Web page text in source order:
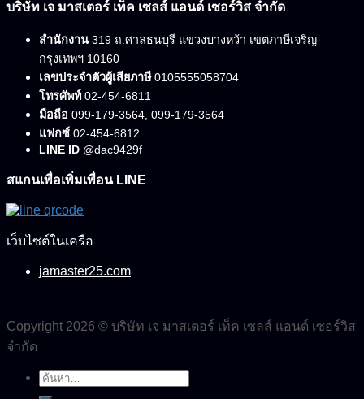
บริษัท เจ มาสเตอร์ เท็ค เซลส์ แอนด์ เซอร์วิส จำกัด
สำนักงาน 319 ถ.ศาลธนบุรี แขวงบางหว้า เขตภาษีเจริญ
กรุงเทพฯ 10160
เลขประจำตัวผู้เสียภาษี0105555058704
โทรศัพท์02-454-6811
มือถือ 099-179-3564, 099-179-3564
แฟกซ์ 02-454-6812
LINE ID @dac9429f
สแกนเพื่อเพิ่มเพื่อน LINE
เว็บไซต์ในเครือ
jamaster25.com
Copyright 2026 © บริษัท เจ มาสเตอร์ เท็ค เซลส์ แอนด์ เซอร์วิส
จำกัด
ค้นหา: